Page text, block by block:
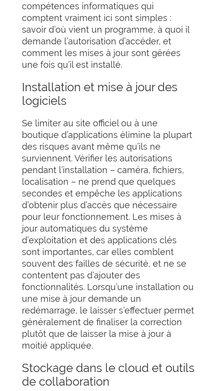
compétences informatiques qui
comptent vraiment ici sont simples :
savoir d’où vient un programme, à quoi il
demande l’autorisation d’accéder, et
comment les mises à jour sont gérées
une fois qu’il est installé.
Installation et mise à jour des
logiciels
Se limiter au site officiel ou à une
boutique d’applications élimine la plupart
des risques avant même qu’ils ne
surviennent. Vérifier les autorisations
pendant l’installation – caméra, fichiers,
localisation – ne prend que quelques
secondes et empêche les applications
d’obtenir plus d’accès que nécessaire
pour leur fonctionnement. Les mises à
jour automatiques du système
d’exploitation et des applications clés
sont importantes, car elles comblent
souvent des failles de sécurité, et ne se
contentent pas d’ajouter des
fonctionnalités. Lorsqu’une installation ou
une mise à jour demande un
redémarrage, le laisser s’effectuer permet
généralement de finaliser la correction
plutôt que de laisser la mise à jour à
moitié appliquée.
Stockage dans le cloud et outils
de collaboration